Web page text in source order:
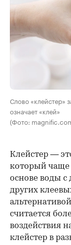
Слово «клейстер»
означает «клей»
(Фото:
Клейстер —
который чаще
основе воды с
других
считается
воздействия
клейстер в